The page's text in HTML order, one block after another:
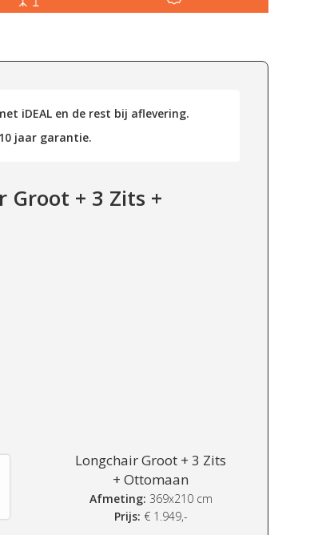
iDEAL en de rest bij aflevering.
jaar garantie.
Groot + 3 Zits +
Longchair Groot + 3 Zits
+ Ottomaan
Afmeting: 369x210 cm
Prijs: € 1.949,-